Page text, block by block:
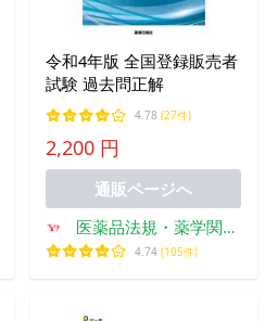
令和4年版 全国登録販売者
試験 過去問正解
4.78 (27件)
2,200 円
通販ページへ
医薬品法規・薬学関係
書籍のドーモ
4.74 (105件)